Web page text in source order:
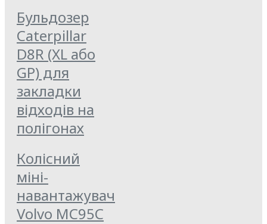
Бульдозер
Caterpillar
D8R (XL або
GP) для
закладки
відходів на
полігонах
Колісний
міні-
навантажувач
Volvo MC95C